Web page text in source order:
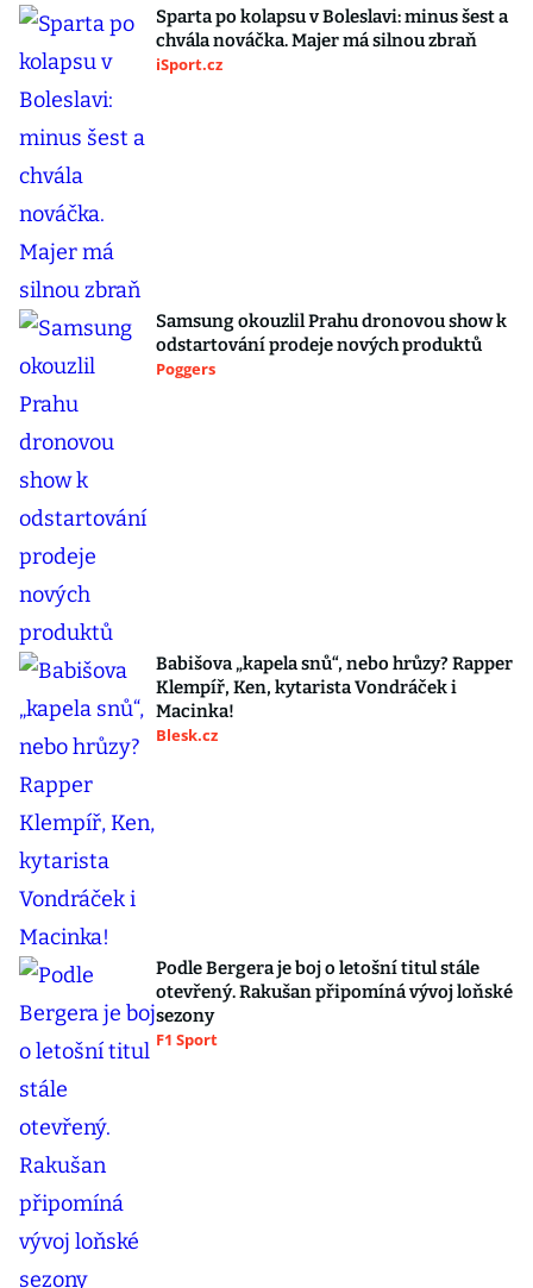
Sparta po kolapsu v Boleslavi: minus šest a
chvála nováčka. Majer má silnou zbraň
iSport.cz
Samsung okouzlil Prahu dronovou show k
odstartování prodeje nových produktů
Poggers
Babišova „kapela snů“, nebo hrůzy? Rapper
Klempíř, Ken, kytarista Vondráček i
Macinka!
Blesk.cz
Podle Bergera je boj o letošní titul stále
otevřený. Rakušan připomíná vývoj loňské
sezony
F1 Sport